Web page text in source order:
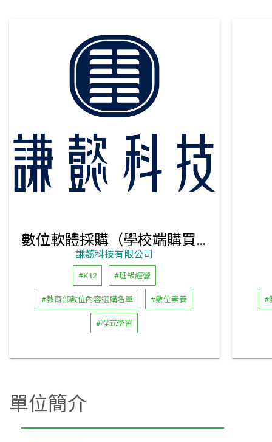
數位軟體採購（學校端購買）
謙懿科技有限公司
#K12 #班級經營
#教育部數位內容選購名單 #數位素養
#程式學習
#
單位簡介